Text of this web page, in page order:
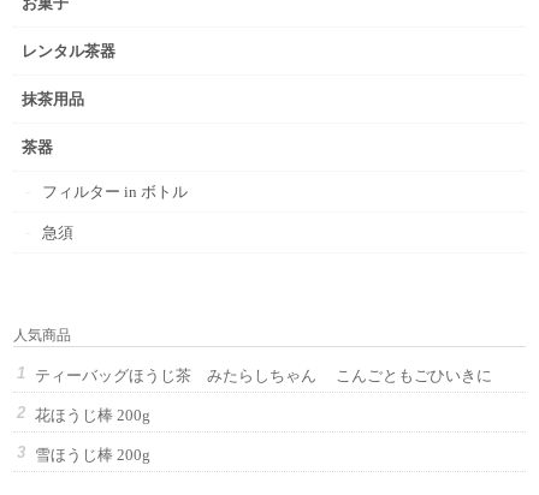
レンタル茶器
抹茶用品
茶器
フィルター in ボトル
急須
人気商品
ティーバッグほうじ茶 みたらしちゃん こんごともごひいきに
花ほうじ棒 200g
雪ほうじ棒 200g